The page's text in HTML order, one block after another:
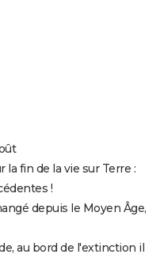
la fin de la vie sur Terre :
!
depuis le Moyen Âge,
au bord de l'extinction il